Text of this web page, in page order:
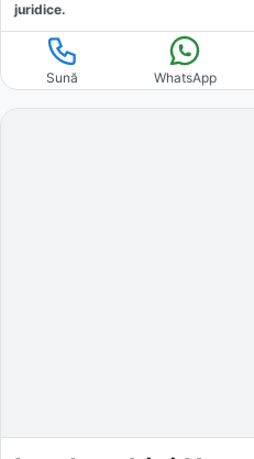
juridice.
Sună WhatsApp